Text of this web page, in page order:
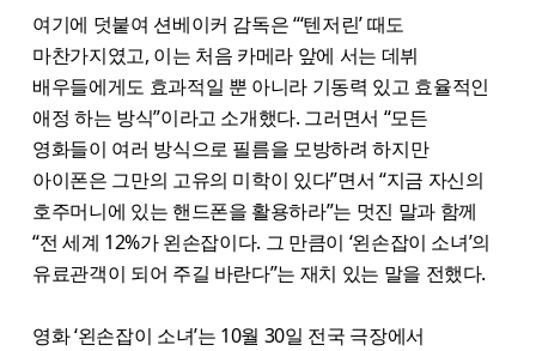
여기에 덧붙여 션베이커 감독은 “‘텐저린’ 때도
마찬가지였고, 이는 처음 카메라 앞에 서는 데뷔
배우들에게도 효과적일 뿐 아니라 기동력 있고 효율적인
애정 하는 방식”이라고 소개했다. 그러면서 “모든
영화들이 여러 방식으로 필름을 모방하려 하지만
아이폰은 그만의 고유의 미학이 있다”면서 “지금 자신의
호주머니에 있는 핸드폰을 활용하라”는 멋진 말과 함께
“전 세계 12%가 왼손잡이다. 그 만큼이 ‘왼손잡이 소녀’의
유료관객이 되어 주길 바란다”는 재치 있는 말을 전했다.
영화 ‘왼손잡이 소녀’는 10월 30일 전국 극장에서